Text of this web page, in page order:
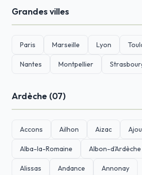
Grandes villes
Paris Marseille Lyon
Nantes Montpellier
Ardèche (07)
Accons Ailhon Aizac
Alba-la-Romaine Albon-d'Ardèche
Alissas Andance Annonay